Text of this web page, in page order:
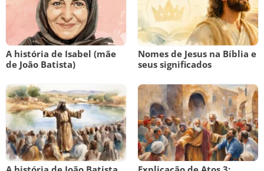
A história de Isabel (mãe
de João Batista)
Nomes de Jesus na Bíblia e
seus significados